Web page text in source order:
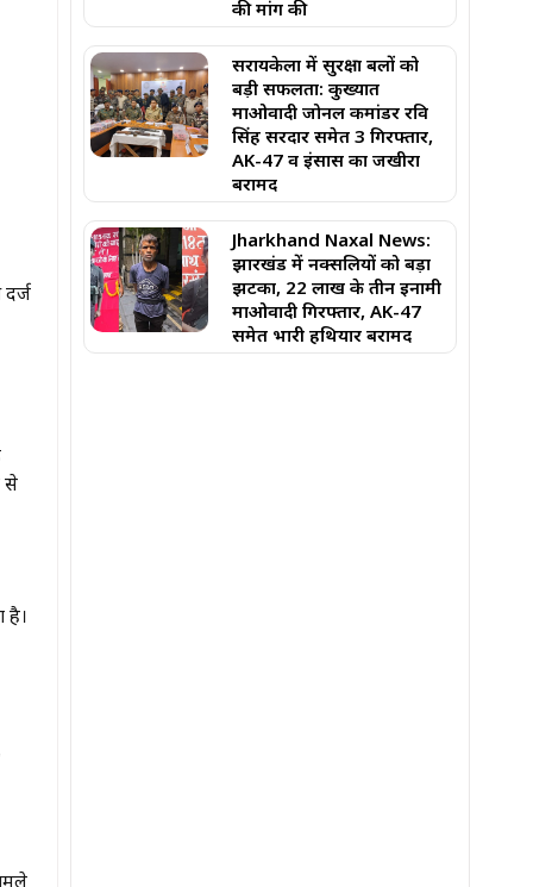
से
है।
की मांग की
सरायकेला में सुरक्षा बलों को
बड़ी सफलता: कुख्यात
माओवादी जोनल कमांडर रवि
सिंह सरदार समेत 3 गिरफ्तार,
AK-47 व इंसास का जखीरा
बरामद
Jharkhand Naxal News:
झारखंड में नक्सलियों को बड़ा
झटका, 22 लाख के तीन इनामी
माओवादी गिरफ्तार, AK-47
समेत भारी हथियार बरामद